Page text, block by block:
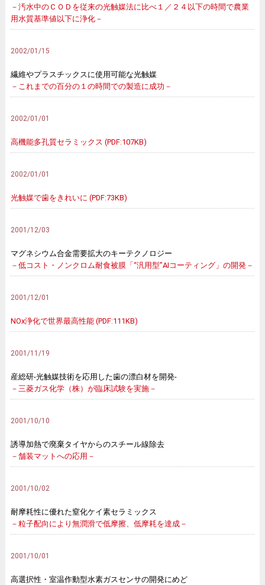
－汚水中のＣＯＤを従来の光触媒法に比べ１／２４以下の時間で農業
用水質基準値以下に浄化－
2002/01/15
繊維やプラスチックスに使用可能な光触媒
－これまでの百分の１の時間での製造に成功－
2002/01/01
高機能多孔質セラミックス (PDF:107KB)
2002/01/01
光触媒で歯をきれいに (PDF:73KB)
2001/12/03
マグネシウム合金需要拡大のキーテクノロジー
－低コスト・ノンクロム耐食被膜「“汎用型”AIコーティング」の開発－
2001/12/01
NOx浄化で世界最高性能 (PDF:111KB)
2001/11/19
産総研-光触媒技術を応用した歯の漂白材を開発-
－三菱ガス化学（株）が臨床試験を実施－
2001/10/10
誘導加熱で廃棄タイヤからのスチール線除去
－舗装マットへの応用－
2001/10/02
耐摩耗性に優れた窒化ケイ素セラミックス
－粒子配向により無潤滑で低摩擦、低摩耗を達成－
2001/10/01
高選択性・室温作動型水素ガスセンサの開発にめど